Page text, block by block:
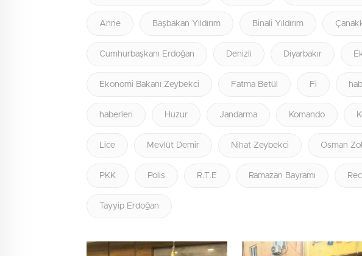
Anne Başbakan Yıldırım Binali Yıldırım
Cumhurbaşkanı Erdoğan Denizli Diyarbakır
Ekonomi Bakanı Zeybekci Fatma Betül Fi
haberleri Huzur Jandarma Komando
Lice Mevlüt Demir Nihat Zeybekci Osman
PKK Polis R.T.E Ramazan Bayramı
Tayyip Erdoğan